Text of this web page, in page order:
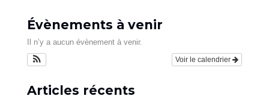
Évènements à venir
Il n’y a aucun évènement à venir.
Voir le calendrier
Articles récents